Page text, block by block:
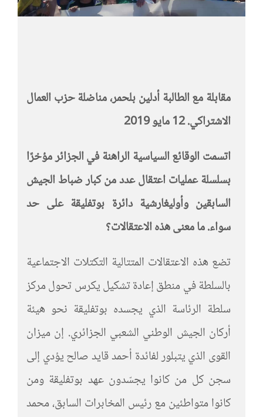
مقابلة مع الطالبة أدلين بلحمر، مناضلة حزب العمال
الاشتراكي. 12 مايو 2019
اتسمت الوقائع السياسية الراهنة في الجزائر مؤخرًا
بسلسلة عمليات اعتقال عدد من كبار ضباط الجيش
السابقين وأوليغارشية دائرة بوتفليقة على حد
سواء.ما معنى هذه الاعتقالات؟
تضع هذه الاعتقالات المتتالية التكتلات الاجتماعية
بالسلطة في منطق إعادة تشكيل يكرس تحول مركز
سلطة الرئاسة الذي يجسده بوتفليقة نحو هيئة
أركان الجيش الوطني الشعبي الجزائري. إن ميزان
القوى الذي يتبلور لفائدة أحمد قايد صالح يؤدي إلى
سجن كل من كانوا يجسّدون عهد بوتفليقة ومن
كانوا متواطئين مع رئيس المخابرات السابق، محمد